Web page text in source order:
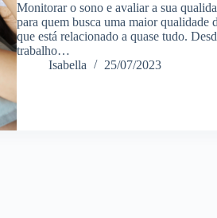
Monitorar o sono e avaliar a sua
para quem busca uma maior
que está relacionado a quase tudo.
trabalho…
Isabella
25/07/2023